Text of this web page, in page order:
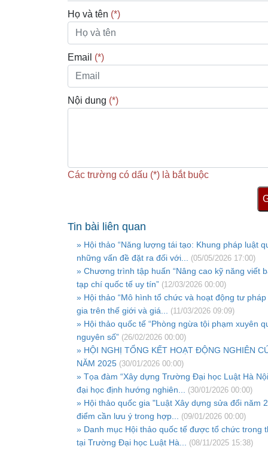
Họ và tên (*)
Email (*)
Nội dung (*)
Các trường có dấu (*) là bắt buộc
Tin bài liên quan
» Hội thảo “Năng lượng tái tạo: Khung pháp luật
những vấn đề đặt ra đối với...
(05/05/2026 17:00)
» Chương trình tập huấn “Nâng cao kỹ năng viết
tạp chí quốc tế uy tín” (12/03/2026 00:00)
» Hội thảo “Mô hình tổ chức và hoạt động tư
gia trên thế giới và giá...
(11/03/2026 09:09)
» Hội thảo quốc tế “Phòng ngừa tội phạm xuyên
nguyên số” (26/02/2026 00:00)
» HỘI NGHỊ TỔNG KẾT HOẠT ĐỘNG NGHIÊN
NĂM 2025 (30/01/2026 00:00)
» Tọa đàm “Xây dựng Trường Đại học Luật Hà
đại học định hướng nghiên...
(30/01/2026 00:00)
» Hội thảo quốc gia "Luật Xây dựng sửa đổi năm
điểm cần lưu ý trong hợp...
(09/01/2026 00:00)
» Danh mục Hội thảo quốc tế được tổ chức trong
tại Trường Đại học Luật Hà...
(08/11/2025 15:38)